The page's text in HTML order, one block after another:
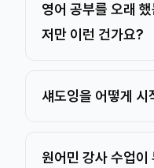
영어 공부를 오래
저만 이런 건가요?
섀도잉을 어떻게 시
원어민 강사 수업이